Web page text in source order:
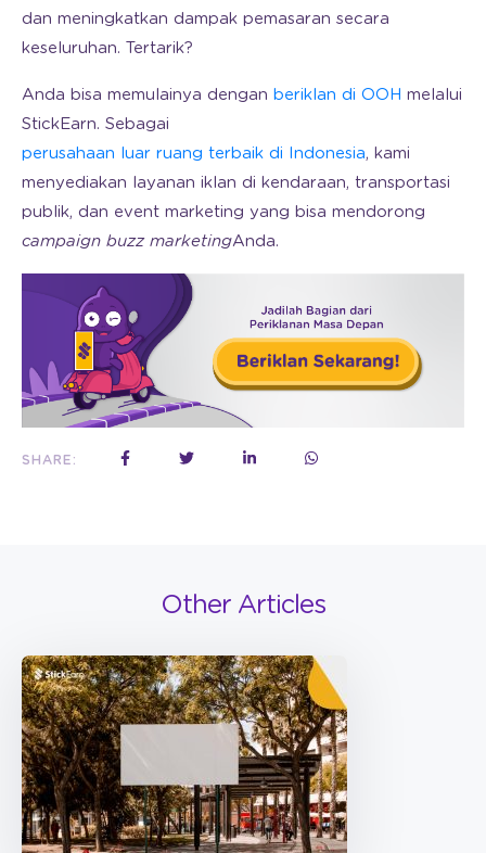
dan meningkatkan dampak pemasaran secara
keseluruhan. Tertarik?
Anda bisa memulainya dengan beriklan di OOH melalui
StickEarn. Sebagai
perusahaan luar ruang terbaik di Indonesia, kami
menyediakan layanan iklan di kendaraan, transportasi
publik, dan event marketing yang bisa mendorong
campaign buzz marketingAnda.
SHARE:
Other Articles